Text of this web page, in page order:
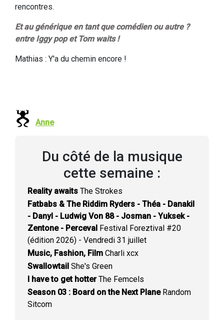
rencontres.
Et au générique en tant que comédien ou autre ?
entre Iggy pop et Tom waits !
Mathias : Y'a du chemin encore !
Anne
Du côté de la musique
cette semaine :
Reality awaits The Strokes
Fatbabs & The Riddim Ryders - Théa - Danakil
- Danyl - Ludwig Von 88 - Josman - Yuksek -
Zentone - Perceval Festival Foreztival #20
(édition 2026) - Vendredi 31 juillet
Music, Fashion, Film Charli xcx
Swallowtail She's Green
I have to get hotterThe Femcels
Season 03 : Board on the Next PlaneRandom
Sitcom